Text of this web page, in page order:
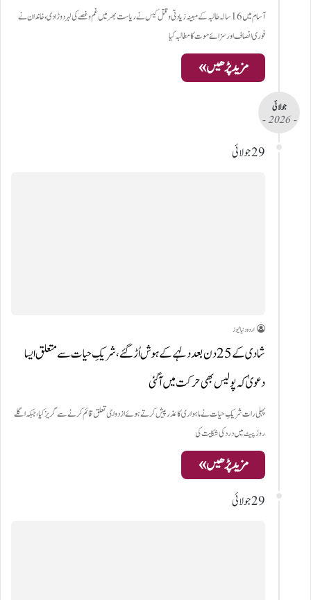
آسام میں 16 سالہ طالبہ کے مبینہ زیادتی و قتل کیس نے ریاست بھر میں غم و غصے کی لہر دوڑا دی، خاندان نے
فوری انصاف اور سزائے موت کا مطالبہ کیا
مزید پڑھیں »
جولائی
- 2026 -
29 جولائی
اردو دنیا نیوز
شادی کے 25 دن بعد دلہے کے ہوش اُڑ گئے، شریکِ حیات سے متعلق ایسا
دعویٰ کہ پولیس بھی حرکت میں آ گئی
پہلی رات شریکِ حیات نے ماہواری کا عذر پیش کرتے ہوئے ازدواجی تعلق قائم کرنے سے گریز کیا، جبکہ اگلے
روز پیٹ میں درد کی شکایت کی
مزید پڑھیں »
29 جولائی